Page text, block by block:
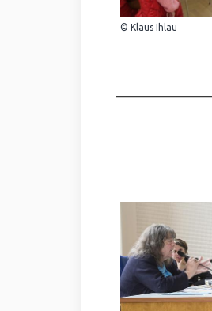
© Klaus Ihlau